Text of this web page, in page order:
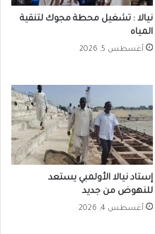
نيالا : تشغيل محطة مجوك لتنقية
المياه
أغسطس 5, 2026
إستاد نيالا الأولمبي يستعد
للنهوض من جديد
أغسطس 4, 2026